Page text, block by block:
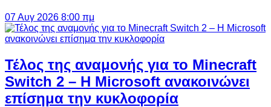
07 Αυγ 2026 8:00 πμ
Τέλος της αναμονής για το Minecraft
Switch 2 – Η Microsoft ανακοινώνει
επίσημα την κυκλοφορία